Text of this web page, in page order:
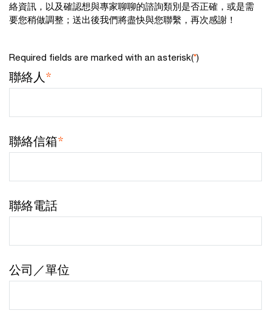
絡資訊，以及確認想與專家聊聊的諮詢類別是否正確，或是需
要您稍做調整；送出後我們將盡快與您聯繫，再次感謝！
Required fields are marked with an asterisk(*)
聯絡人*
聯絡信箱*
聯絡電話
公司／單位